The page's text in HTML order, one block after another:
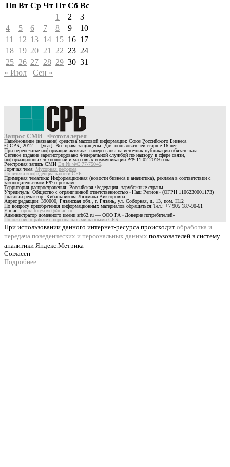
Пн Вт Ср Чт Пт Сб Вс
1
2
3
4
5 6 7 8 9
10
11
12 13 14 15 16 17
18 19 20 21 22 23 24
25 26 27 28 29 30 31
« Июл
Сен »
Запрос СМИ Фотогалерея
Наименование (название) средства массовой информации: Союз Российского Бизнеса
© СРБ, 2012 — [year]. Все права защищены. Для пользователей старше 16 лет.
При перепечатке информации активная гиперссылка на источник публикации обязательна
Сетевое издание зарегистрировано Федеральной службой по надзору в сфере связи,
информационных технологий и массовых коммуникаций РФ 11.02.2019 года.
Реестровая запись СМИ Эл № ФС 77-75045
Горячая тема: Мусорная реформа
Политика конфиденциальности СРБ
Примерная тематика: Информационная (новости бизнеса и аналитика), реклама в соответствии с
законодательством РФ о рекламе
Территория распространения: Российская Федерация, зарубежные страны
Учредитель: Общество с ограниченной ответственностью «Наш Регион» (ОГРН 1106230001173)
Главный редактор: Кибальникова Людмила Викторовна
Адрес редакции: 390000, Рязанская обл., г. Рязань, ул. Соборная, д. 13, пом. Н12
По вопросу приобретения информационных материалов обращаться:Тел.: +7 905 187-90-61
E-mail:opora-torgsovet@mail.ru
Администратор доменного имени srb62.ru — ООО РА «Доверие потребителей»
Положение о работе с персональными данными СРБ
При использовании данного интернет-ресурса происходит обработка и
передача поведенческих и персональных данных пользователей в систему
аналитики Яндекс.Метрика
Согласен
Подробнее…